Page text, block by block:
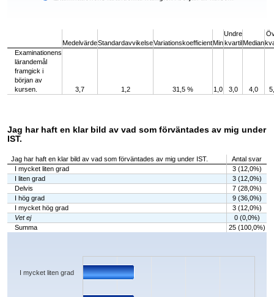
MedelvärdeStandardavvikelseVariationskoefficientMin
Undre
kvartilMedian
Examinationens
lärandemål
framgick i
början av
kursen.
3,7 1,2 31,5 % 1,0 3,0 4,0
Jag har haft en klar bild av vad som förväntades av mig under
IST.
Jag har haft en klar bild av vad som förväntades av mig under IST.
Antal svar
I mycket liten grad
3 (12,0%)
I liten grad
3 (12,0%)
Delvis
7 (28,0%)
I hög grad
9 (36,0%)
I mycket hög grad
3 (12,0%)
Vet ej
0 (0,0%)
Summa
25 (100,0%)
Chart
The chart has 1 X axis displaying categories.
The chart has 1 Y axis displaying values. Data ranges from 0 to 9.
I mycket liten grad